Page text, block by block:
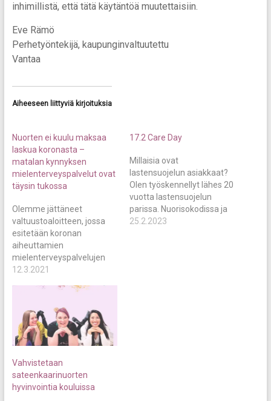
inhimillistä, että tätä käytäntöä muutettaisiin.
Eve Rämö
Perhetyöntekijä, kaupunginvaltuutettu
Vantaa
Aiheeseen liittyviä kirjoituksia
Nuorten ei kuulu maksaa
laskua koronasta –
matalan kynnyksen
mielenterveyspalvelut ovat
täysin tukossa
Olemme jättäneet
valtuustoaloitteen, jossa
esitetään koronan
aiheuttamien
mielenterveyspalvelujen
jonojen selvittämistä ja
kertovat. Nuoret voivat
huonosti ja se näkyy nyt
kaduilla, uutisissa ja
tilastoissa. Korona on
pahentanut tilannetta
yksinäisyyttä, sekä
vaikeuttamalla
avunsaantia. Allianssin ja
12.3.2021
17.2 Care Day
Millaisia ovat
lastensuojelun asiakkaat?
Olen työskennellyt lähes 20
vuotta lastensuojelun
parissa. Nuorisokodissa ja
perhetyössä. Tässä ajassa
25.2.2023
Vahvistetaan
sateenkaarinuorten
hyvinvointia kouluissa